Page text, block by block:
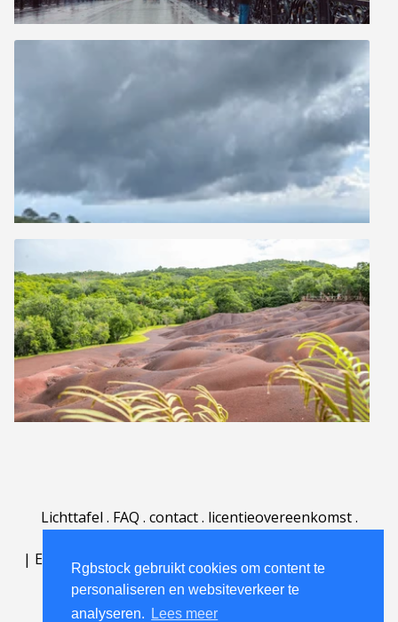
Rgbstock gebruikt cookies om content te
personaliseren en websiteverkeer te
analyseren.
Lees meer
Lichttafel . FAQ . contact. licentieovereenkomst.
| English | Deutsch Español | Português
Nederlands|